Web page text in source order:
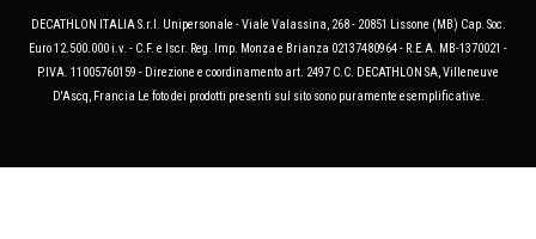
DECATHLON ITALIA S.r.l. Unipersonale - Viale Valassina, 268 - 20851 Lissone (MB) Cap. Soc.
Euro 12.500.000 i.v. - C.F. e Iscr. Reg. Imp. Monza e Brianza 02137480964 - R.E.A. MB-1370021 -
P.IVA. 11005760159 - Direzione e coordinamento art. 2497 C.C. DECATHLON SA, Villeneuve
D'Ascq, Francia Le foto dei prodotti presenti sul sito sono puramente esemplificative.